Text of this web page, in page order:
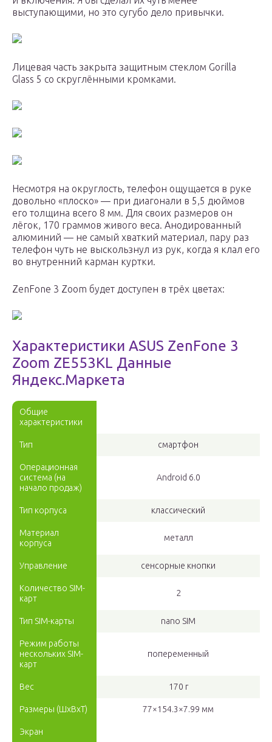
выступающими, но это сугубо дело привычки.
Лицевая часть закрыта защитным стеклом Gorilla
Glass 5 со скруглёнными кромками.
Несмотря на округлость, телефон ощущается в руке
довольно «плоско» — при диагонали в 5,5 дюймов
его толщина всего 8 мм. Для своих размеров он
лёгок, 170 граммов живого веса. Анодированный
алюминий — не самый хваткий материал, пару раз
телефон чуть не выскользнул из рук, когда я клал его
во внутренний карман куртки.
ZenFone 3 Zoom будет доступен в трёх цветах:
Характеристики ASUS ZenFone 3
Zoom ZE553KL Данные
Яндекс.Маркета
Общие
характеристики
Тип смартфон
Операционная
система (на
начало продаж)
Android 6.0
Тип корпуса классический
Материал
корпуса
металл
Управление сенсорные кнопки
Количество SIM-
карт
2
Тип SIM-карты nano SIM
Режим работы
нескольких SIM-
карт
попеременный
Вес 170 г
Размеры (ШxВxТ) 77×154.3×7.99 мм
Экран